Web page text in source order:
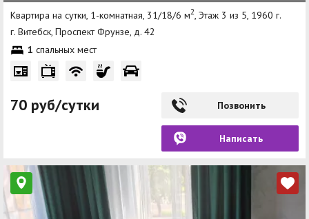
Квартира на сутки, 1-комнатная, 31/18/6 м2, Этаж 3 из 5, 1960 г.
г. Витебск, Проспект Фрунзе, д. 42
1 спальных мест
70 руб/сутки Позвонить
Написать